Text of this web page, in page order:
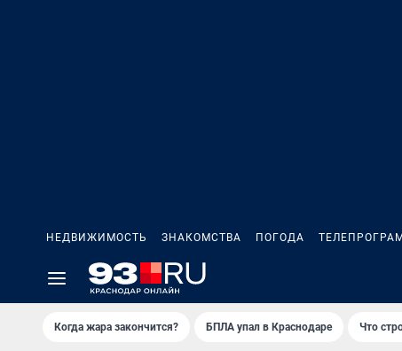
НЕДВИЖИМОСТЬ ЗНАКОМСТВА ПОГОДА
Когда жара закончится? БПЛА упал в Краснодаре Что